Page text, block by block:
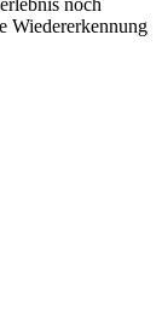
noch
Wiedererkennung